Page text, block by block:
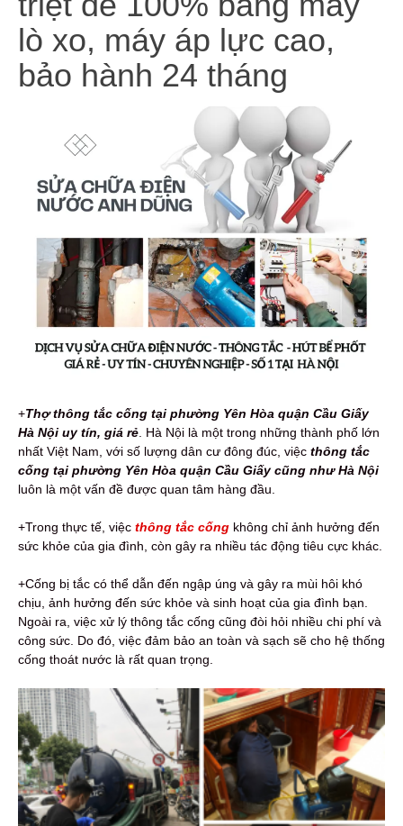
lò xo, máy áp lực cao,
bảo hành 24 tháng
+Thợ thông tắc cống tại phường Yên Hòa quận Cầu Giấy
Hà Nội uy tín, giá rẻ . Hà Nội là một trong những thành phố lớn
nhất Việt Nam, với số lượng dân cư đông đúc, việc thông tắc
cống tại phường Yên Hòa quận Cầu Giấy cũng như Hà Nội
luôn là một vấn đề được quan tâm hàng đầu.
+Trong thực tế, việc thông tắc cống không chỉ ảnh hưởng đến
sức khỏe của gia đình, còn gây ra nhiều tác động tiêu cực khác.
+Cống bị tắc có thể dẫn đến ngập úng và gây ra mùi hôi khó
chịu, ảnh hưởng đến sức khỏe và sinh hoạt của gia đình bạn.
Ngoài ra, việc xử lý thông tắc cống cũng đòi hỏi nhiều chi phí và
công sức. Do đó, việc đảm bảo an toàn và sạch sẽ cho hệ thống
cống thoát nước là rất quan trọng.